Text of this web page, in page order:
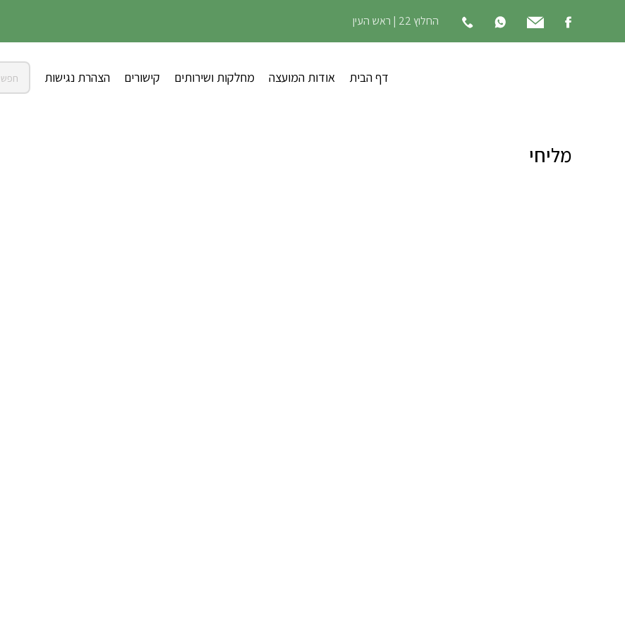
החלוץ 22 | ראש העין
דף הבית אודות המועצה מחלקות ושירותים קישורים הצהרת נגישות
מליחי